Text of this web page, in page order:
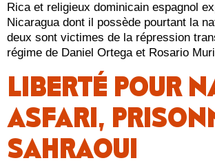
Rica et religieux dominicain espagnol
Nicaragua dont il possède pourtant la
deux sont victimes de la répression
régime de Daniel Ortega et Rosario
LIBERTÉ POUR
ASFARI,
SAHRAOUI